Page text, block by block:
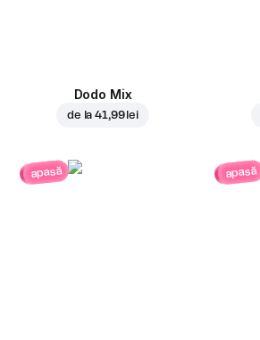
Dodo Mix
de la41,99 lei
apasă apasă